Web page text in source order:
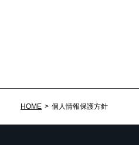
HOME 個人情報保護方針